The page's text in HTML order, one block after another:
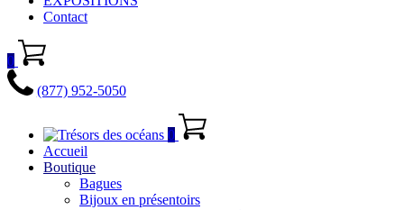
Contact
0
(877) 952-5050
0
Accueil
Boutique
Bagues
Bijoux en présentoirs